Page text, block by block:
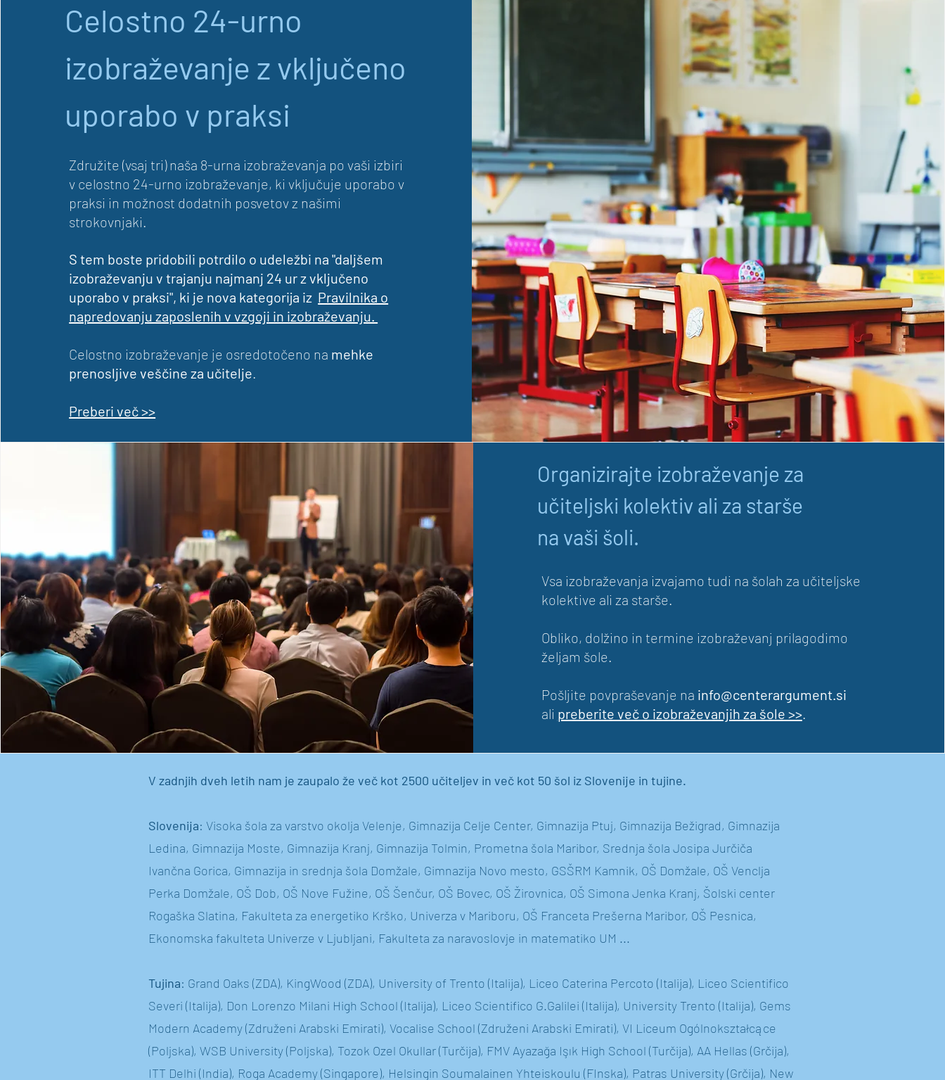
Celostno 24-urno
izobraževanje z vključeno
uporabo v praksi
Združite (vsaj tri) naša 8-urna izobraževanja po vaši izbiri
v celostno 24-urno izobraževanje, ki vključuje uporabo v
praksi in možnost dodatnih posvetov z našimi
strokovnjaki.
S tem boste pridobili potrdilo o udeležbi na "daljšem
izobraževanju v trajanju najmanj 24 ur z vključeno
uporabo v praksi", ki je nova kategorija iz Pravilnika o
napredovanju zaposlenih v vzgoji in izobraževanju.
Celostno izobraževanje je osredotočeno na mehke
prenosljive veščine za učitelje.
Preberi več >>
Organizirajte izobraževanje za
učiteljski kolektiv ali za starše
na vaši šoli.
Vsa izobraževanja izvajamo tudi na šolah za učiteljske
kolektive ali za starše.
Obliko, dolžino in termine izobraževanj prilagodimo
željam šole.
Pošljite povpraševanje na info@centerargument.si
ali preberite več o izobraževanjih za šole >>.
V zadnjih dveh letih nam je zaupalo že več kot 2500 učiteljev in več kot 50 šol iz Slovenije in tujine.
Slovenija: Visoka šola za varstvo okolja Velenje, Gimnazija Celje Center, Gimnazija Ptuj, Gimnazija Bežigrad, Gimnazija
Ledina, Gimnazija Moste, Gimnazija Kranj, Gimnazija Tolmin, Prometna šola Maribor, Srednja šola Josipa Jurčiča
Ivančna Gorica, Gimnazija in srednja šola Domžale, Gimnazija Novo mesto, GSŠRM Kamnik, OŠ Domžale, OŠ Venclja
Perka Domžale, OŠ Dob, OŠ Nove Fužine, OŠ Šenčur, OŠ Bovec, OŠ Žirovnica, OŠ Simona Jenka Kranj, Šolski center
Rogaška Slatina, Fakulteta za energetiko Krško, Univerza v Mariboru, OŠ Franceta Prešerna Maribor, OŠ Pesnica,
Ekonomska fakulteta Univerze v Ljubljani, Fakulteta za naravoslovje in matematiko UM ...
Tujina: Grand Oaks (ZDA), KingWood (ZDA), University of Trento (Italija), Liceo Caterina Percoto (Italija), Liceo Scientifico
Severi (Italija), Don Lorenzo Milani High School (Italija), Liceo Scientifico G.Galilei (Italija), University Trento (Italija), Gems
Modern Academy (Združeni Arabski Emirati), Vocalise School (Združeni Arabski Emirati), VI Liceum Ogólnokształcące
(Poljska), WSB University (Poljska), Tozok Ozel Okullar (Turčija), FMV Ayazağa Işık High School (Turčija), AA Hellas (Grčija),
ITT Delhi (India), Roga Academy (Singapore), Helsingin Soumalainen Yhteiskoulu (FInska), Patras University (Grčija), New